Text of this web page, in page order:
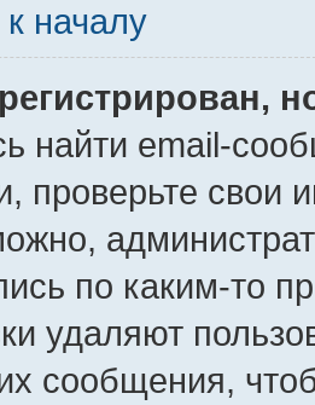
началу
найти email-
проверьте свои
по каким-то
удаляют
сообщения,